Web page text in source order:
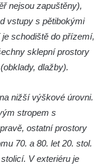
nejsou zapuštěny),
vstupy s pětibokými
schodiště do přízemí,
sklepní prostory
dlažby).
nižší výškové úrovni.
stropem s
ostatní prostory
70. a 80. let 20. stol.
V exteriéru je